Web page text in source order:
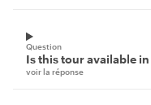
Question
Is this tour available
voir la réponse